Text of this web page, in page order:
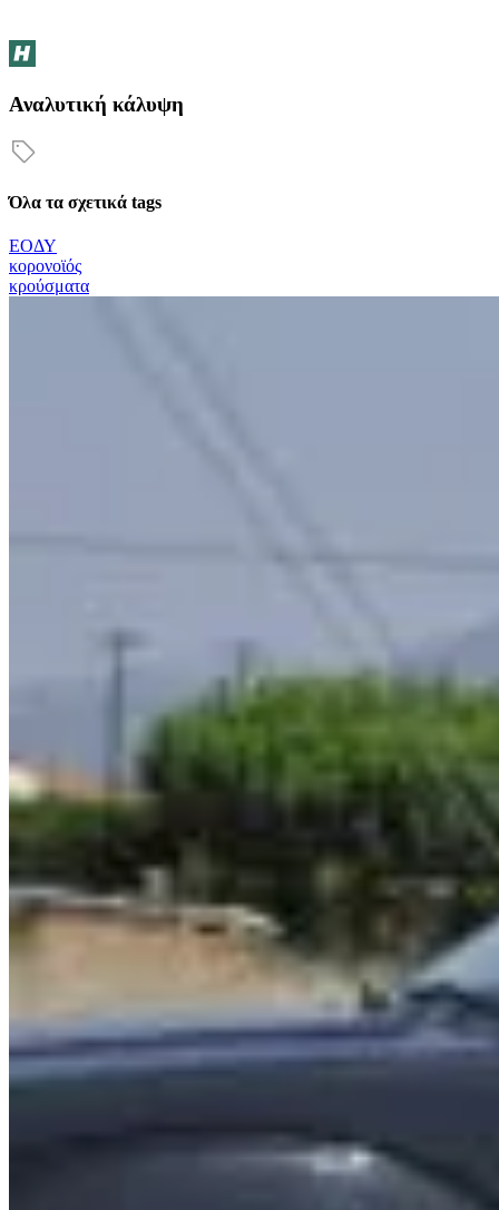
Αναλυτική κάλυψη
Όλα τα σχετικά tags
ΕΟΔΥ
κορονοϊός
κρούσματα